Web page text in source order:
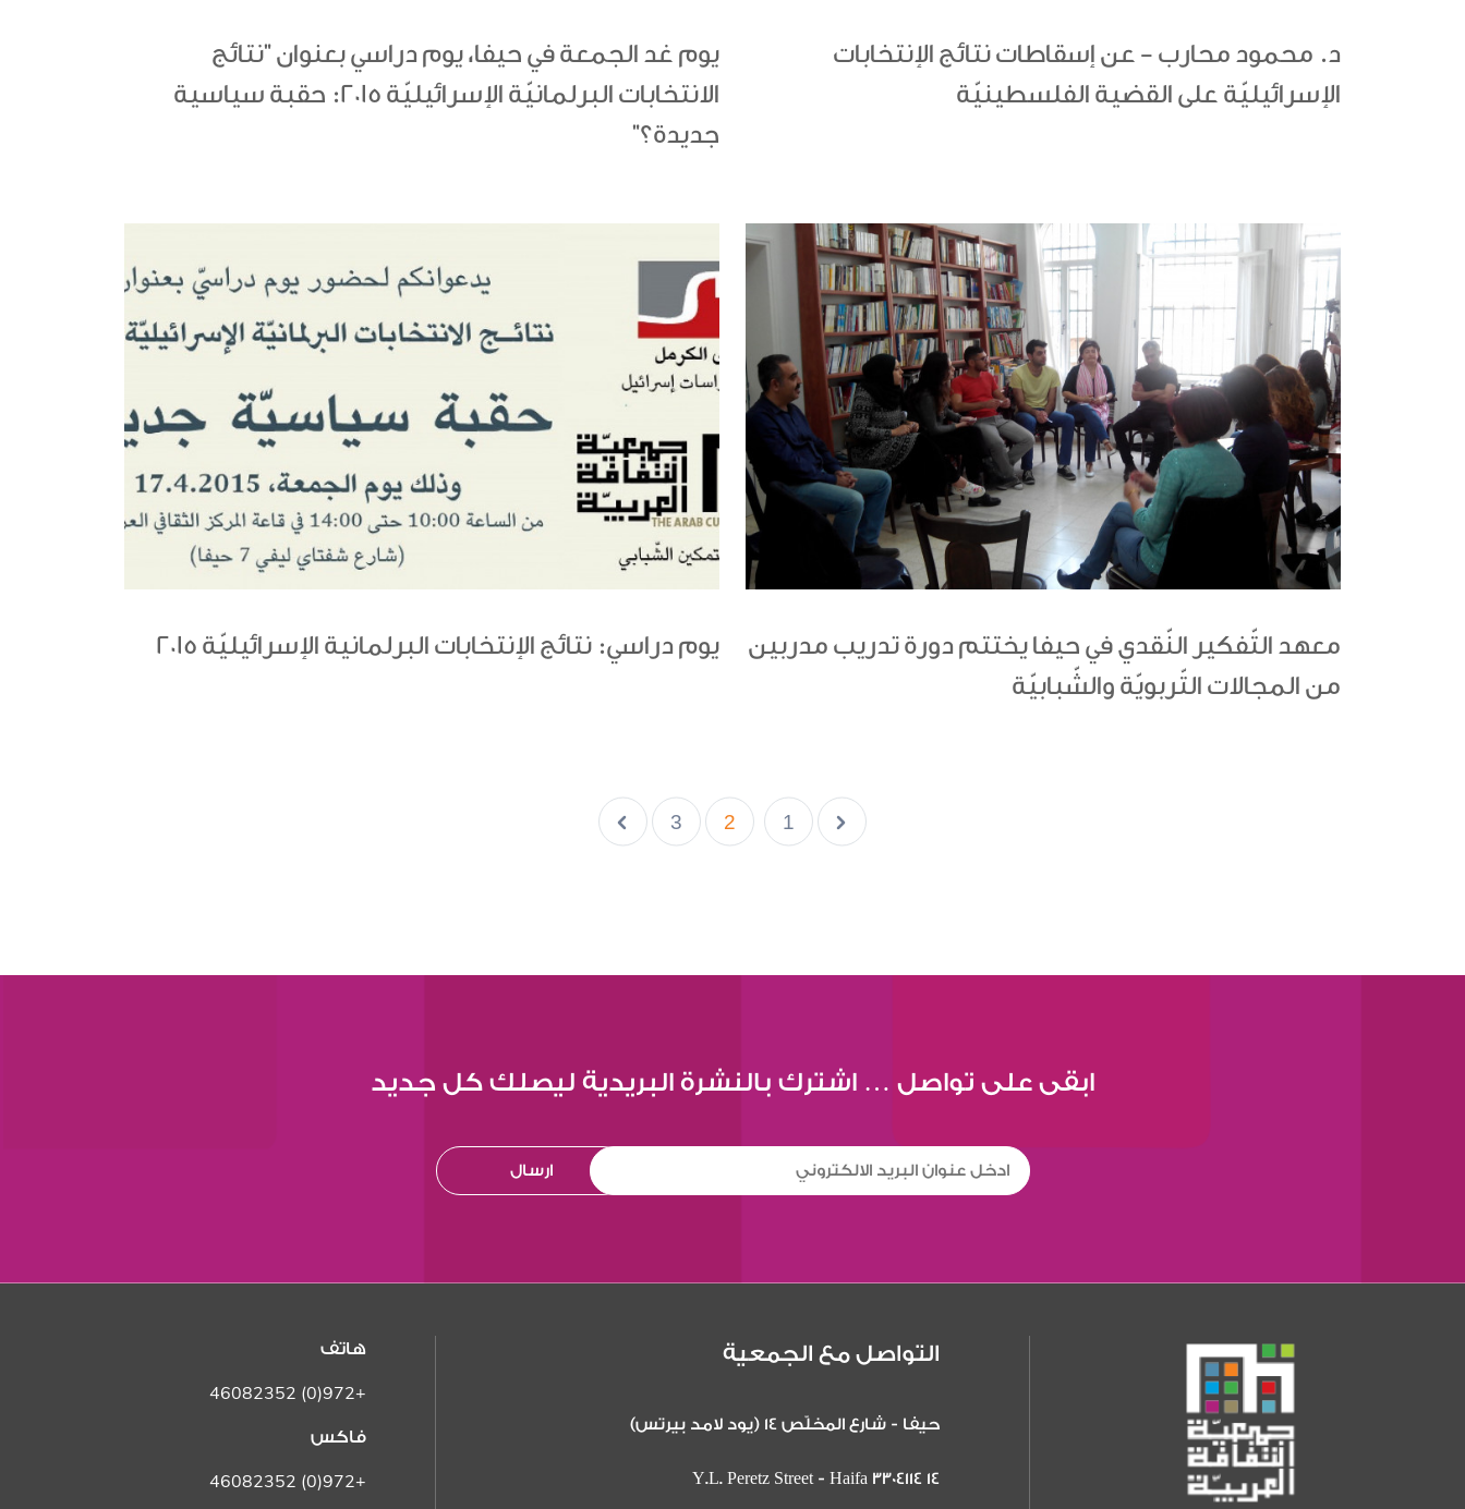
د. محمود محارب - عن إسقاطات نتائج الإنتخابات
الإسرائيليّة على القضية الفلسطينيّة
يوم غد الجمعة في حيفا، يوم دراسي بعنوان "نتائج
الانتخابات البرلمانيّة الإسرائيليّة 2015: حقبة سياسية
جديدة؟"
معهد التّفكير النّقدي في حيفا يختتم دورة تدريب مدربين
من المجالات التّربويّة والشّبابيّة
يوم دراسي: نتائج الإنتخابات البرلمانية الإسرائيليّة 2015
1
2
3
ابقى على تواصل … اشترك بالنشرة البريدية ليصلك كل جديد
التواصل مع الجمعية
حيفا - شارع المخلّص 14 (يود لامد بيرتس)
14 Y.L. Peretz Street - Haifa 3304114
هاتف
+972(0) 46082352
فاكس
+972(0) 46082352